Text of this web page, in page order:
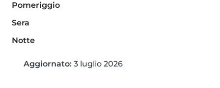
Pomeriggio
Sera
Notte
Aggiornato: 3 luglio 2026